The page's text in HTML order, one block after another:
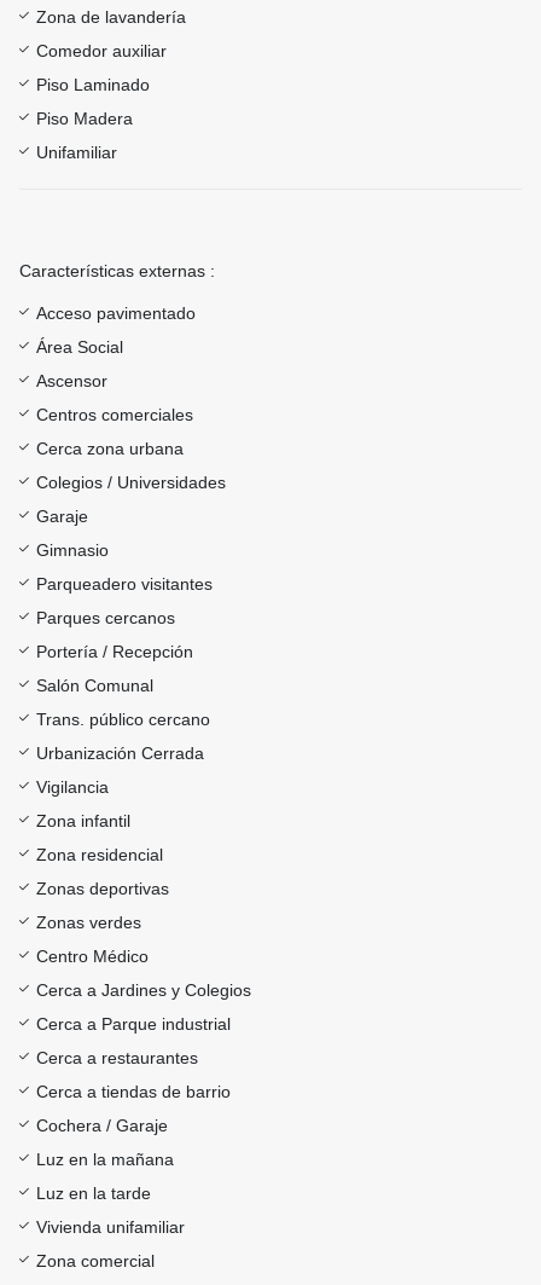
Zona de lavandería
Comedor auxiliar
Piso Laminado
Piso Madera
Unifamiliar
Características externas :
Acceso pavimentado
Área Social
Ascensor
Centros comerciales
Cerca zona urbana
Colegios / Universidades
Garaje
Gimnasio
Parqueadero visitantes
Parques cercanos
Portería / Recepción
Salón Comunal
Trans. público cercano
Urbanización Cerrada
Vigilancia
Zona infantil
Zona residencial
Zonas deportivas
Zonas verdes
Centro Médico
Cerca a Jardines y Colegios
Cerca a Parque industrial
Cerca a restaurantes
Cerca a tiendas de barrio
Cochera / Garaje
Luz en la mañana
Luz en la tarde
Vivienda unifamiliar
Zona comercial